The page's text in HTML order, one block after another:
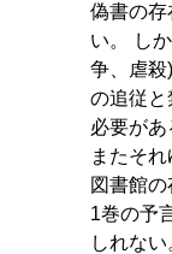
偽書の存
い。 し
争、虐殺
の追従と
必要があ
またそ
図書館
1巻の予
しれない